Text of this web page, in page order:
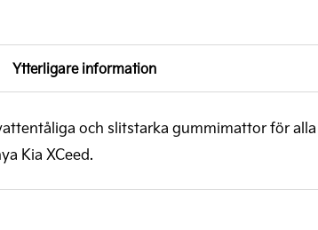
Ytterligare information
och slitstarka gummimattor för
Kia XCeed.